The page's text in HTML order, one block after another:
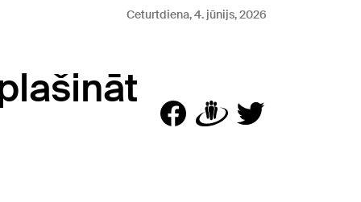
Ceturtdiena, 4. jūnijs, 2026